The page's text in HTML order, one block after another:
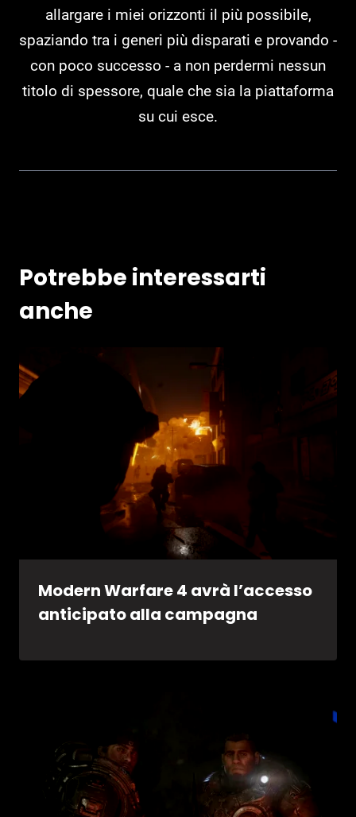
allargare i miei orizzonti il più possibile,
spaziando tra i generi più disparati e provando -
con poco successo - a non perdermi nessun
titolo di spessore, quale che sia la piattaforma
su cui esce.
Potrebbe interessarti
anche
Modern Warfare 4 avrà l’accesso
anticipato alla campagna